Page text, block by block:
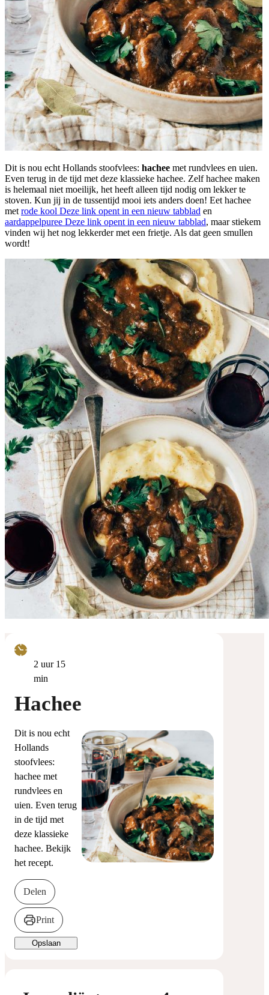
Dit is nou echt Hollands stoofvlees: hachee met rundvlees en uien.
Even terug in de tijd met deze klassieke hachee. Zelf hachee maken
is helemaal niet moeilijk, het heeft alleen tijd nodig om lekker te
stoven. Kun jij in de tussentijd mooi iets anders doen! Eet hachee
met rode kool Deze link opent in een nieuw tabblad en
aardappelpuree Deze link opent in een nieuw tabblad, maar stiekem
vinden wij het nog lekkerder met een frietje. Als dat geen smullen
wordt!
2 uur
uur 15minuten
min
Hachee
Dit is nou echt
Hollands
stoofvlees:
hachee met
rundvlees en
uien. Even terug
in de tijd met
deze klassieke
hachee. Bekijk
het recept.
Delen
Print
Opslaan